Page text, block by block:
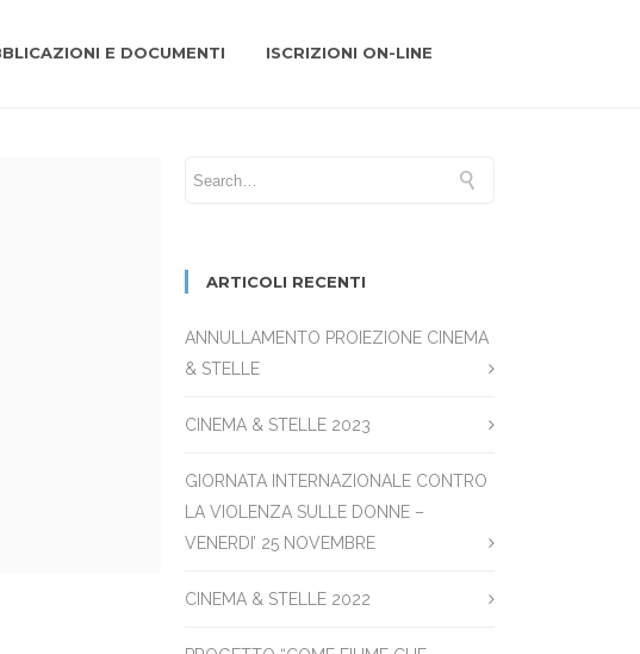
E DOCUMENTI ISCRIZIONI ON-LINE
ARTICOLI RECENTI
ANNULLAMENTO PROIEZIONE CINEMA
& STELLE
CINEMA & STELLE 2023
GIORNATA INTERNAZIONALE CONTRO
LA VIOLENZA SULLE DONNE –
VENERDI’ 25 NOVEMBRE
CINEMA & STELLE 2022